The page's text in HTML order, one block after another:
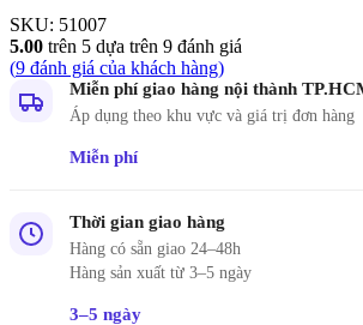
SKU: 51007
5.00 trên 5 dựa trên 9 đánh giá
(9 đánh giá của khách hàng)
Miễn phí giao hàng nội thành
Áp dụng theo khu vực và giá trị đơn hàng
Miễn phí
Thời gian giao hàng
Hàng có sẵn giao 24–48h
Hàng sản xuất từ 3–5 ngày
3–5 ngày